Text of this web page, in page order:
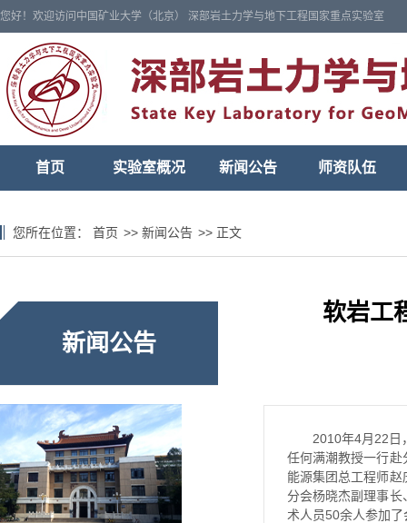
您好！欢迎访问中国矿业大学（北京） 深部岩土力学与地下工程国家重点实验室
首页 实验室概况 新闻公告 师资队伍
您所在位置： 首页 >> 新闻公告 >> 正文
新闻公告
软岩工
2010年4月22日
任何满潮教授一行赴
能源集团总工程师
分会杨晓杰副理事
术人员50余人参加了